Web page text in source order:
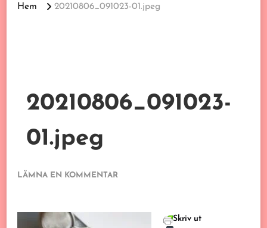
Hem 20210806_091023-01.jpeg
20210806_091023-
01.jpeg
LÄMNA EN KOMMENTAR
Skriv ut